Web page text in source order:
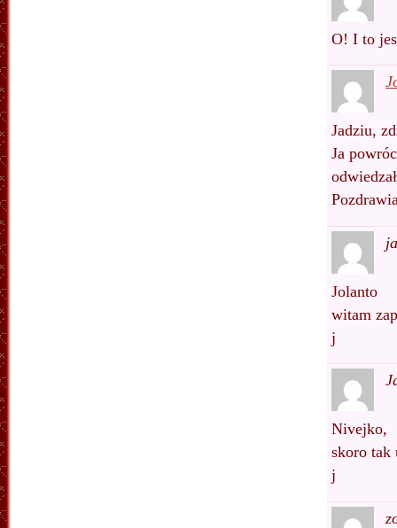
O! I to
Jadziu,
Ja
Jolanto
witam
j
Nivejko,
skoro tak
j